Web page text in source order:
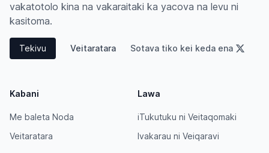
vakatotolo kina na vakaraitaki ka yacova na levu ni
kasitoma.
Tekivu Veitaratara Sotava tiko kei keda ena
Kabani
Me baleta Noda
Veitaratara
Lawa
iTukutuku ni Veitaqomaki
Ivakarau ni Veiqaravi